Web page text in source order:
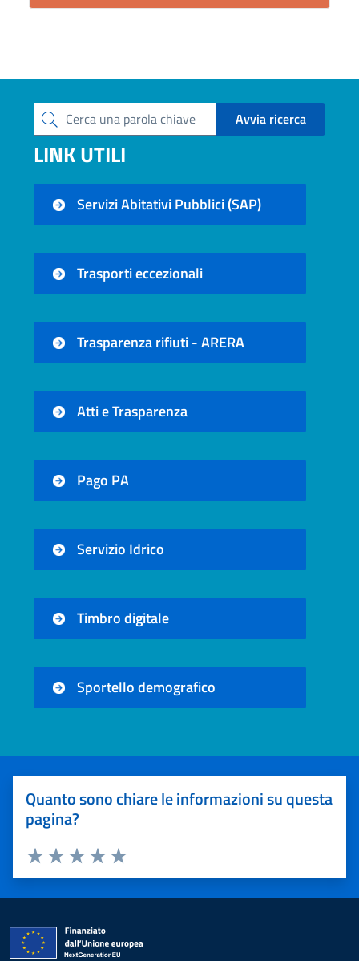
Cerca una parola chiave Avvia ricerca
LINK UTILI
Servizi Abitativi Pubblici (SAP)
Trasporti eccezionali
Trasparenza rifiuti - ARERA
Atti e Trasparenza
Pago PA
Servizio Idrico
Timbro digitale
Sportello demografico
Quanto sono chiare le informazioni su questa
pagina?
Valuta 5 stelle su 5
Valuta 4 stelle su 5
Valuta 3 stelle su 5
Valuta 2 stelle su 5
Valuta 1 stelle su 5